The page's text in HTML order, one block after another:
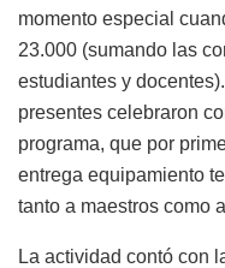
momento especial
23.000 (sumando las
estudiantes y
presentes celebraron
programa, que por
entrega equipamiento
tanto a maestros como
La actividad contó con